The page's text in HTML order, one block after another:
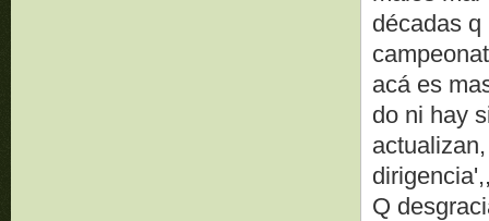
décadas q
acá es
do ni hay
Q